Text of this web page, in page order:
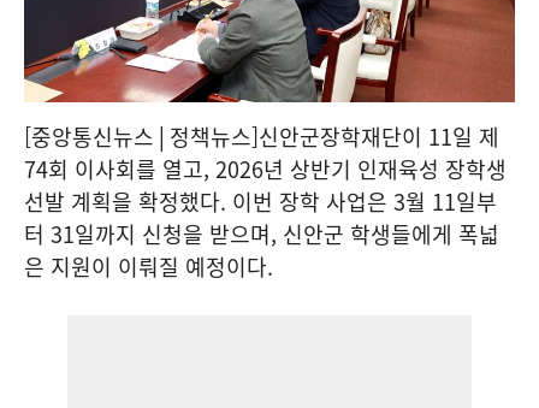
[중앙통신뉴스│정책뉴스]신안군장학재단이 11일 제
74회 이사회를 열고, 2026년 상반기 인재육성 장학생
선발 계획을 확정했다. 이번 장학 사업은 3월 11일부
터 31일까지 신청을 받으며, 신안군 학생들에게 폭넓
은 지원이 이뤄질 예정이다.